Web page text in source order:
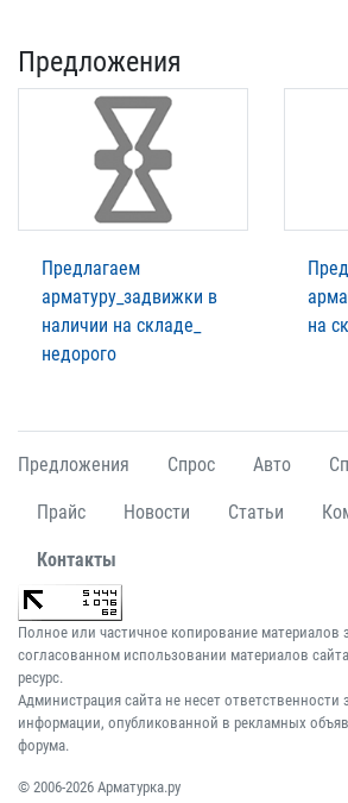
Предложения
Предлагаем
арматуру_задвижки в
наличии на складе_
недорого
на
Предложения Спрос Авто
Прайс Новости Статьи
Контакты
Полное или частичное копирование материалов
согласованном использовании материалов
ресурс.
Администрация сайта не несет ответственности
информации, опубликованной в рекламных
форума.
© 2006-2026 Арматурка.ру